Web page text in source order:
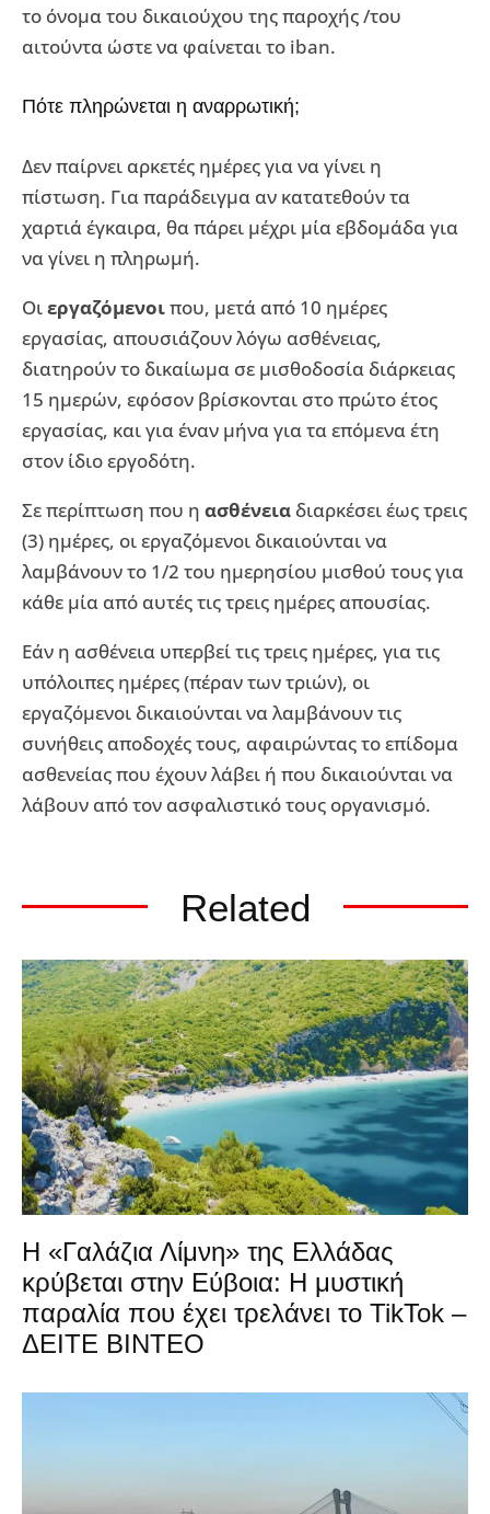
το όνομα του δικαιούχου της παροχής /του
αιτούντα ώστε να φαίνεται το iban.
Πότε πληρώνεται η αναρρωτική;
Δεν παίρνει αρκετές ημέρες για να γίνει η
πίστωση. Για παράδειγμα αν κατατεθούν τα
χαρτιά έγκαιρα, θα πάρει μέχρι μία εβδομάδα για
να γίνει η πληρωμή.
Οιεργαζόμενοιπου, μετά από 10 ημέρες
εργασίας, απουσιάζουν λόγω ασθένειας,
διατηρούν το δικαίωμα σε μισθοδοσία διάρκειας
15 ημερών, εφόσον βρίσκονται στο πρώτο έτος
εργασίας, και για έναν μήνα για τα επόμενα έτη
στον ίδιο εργοδότη.
Σε περίπτωση που η ασθένεια διαρκέσει έως τρεις
(3) ημέρες, οι εργαζόμενοι δικαιούνται να
λαμβάνουν το 1/2 του ημερησίου μισθού τους για
κάθε μία από αυτές τις τρεις ημέρες απουσίας.
Εάν η ασθένεια υπερβεί τις τρεις ημέρες, για τις
υπόλοιπες ημέρες (πέραν των τριών), οι
εργαζόμενοι δικαιούνται να λαμβάνουν τις
συνήθεις αποδοχές τους, αφαιρώντας το επίδομα
ασθενείας που έχουν λάβει ή που δικαιούνται να
λάβουν από τον ασφαλιστικό τους οργανισμό.
Related
Η «Γαλάζια Λίμνη» της Ελλάδας
κρύβεται στην Εύβοια: Η μυστική
παραλία που έχει τρελάνει το TikTok –
ΔΕΙΤΕ ΒΙΝΤΕΟ